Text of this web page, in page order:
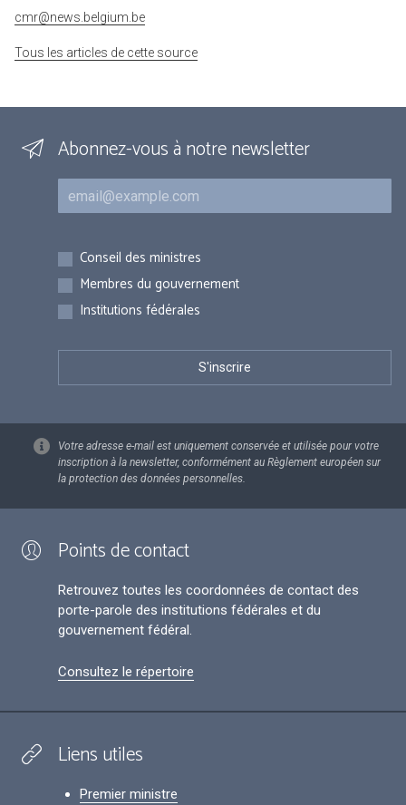
cmr@news.belgium.be
Tous les articles de cette source
Abonnez-vous à notre newsletter
Courriel
Inscriptions
Conseil des ministres
Membres du gouvernement
Institutions fédérales
Votre adresse e-mail est uniquement conservée et utilisée pour votre
inscription à la newsletter, conformément au Règlement européen sur
la protection des données personnelles.
Points de contact
Retrouvez toutes les coordonnées de contact des
porte-parole des institutions fédérales et du
gouvernement fédéral.
Consultez le répertoire
Liens utiles
Premier ministre